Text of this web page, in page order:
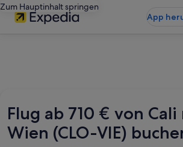
Zum Hauptinhalt springen
App
Flug ab 710 € von Cali
Wien (CLO-VIE)